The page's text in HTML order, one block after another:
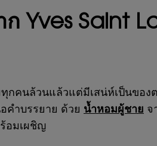
Yves Saint
กคนล้วนแล้วแต่มีเสน่ห์เป็นของ
คำบรรยาย ด้วย น้ำหอมผู้ชาย จ
อมเผชิญ